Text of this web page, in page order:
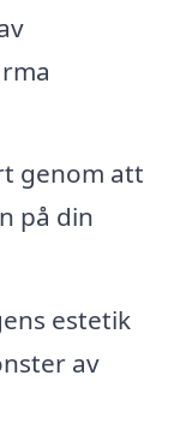
genom att
på din
estetik
av